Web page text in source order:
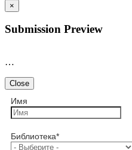
×
Submission Preview
…
Close
Имя
Библиотека*